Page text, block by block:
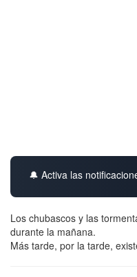
🔔 Activa las
Los chubascos y las
durante la mañana.
Más tarde, por la tarde,